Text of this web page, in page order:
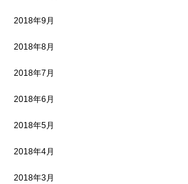
2018年9月
2018年8月
2018年7月
2018年6月
2018年5月
2018年4月
2018年3月